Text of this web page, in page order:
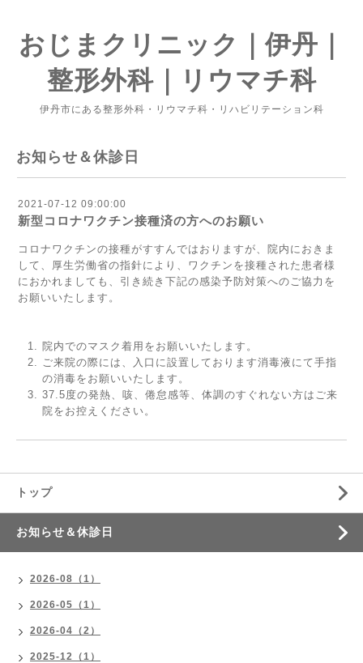
おじまクリニック｜伊丹｜
整形外科｜リウマチ科
伊丹市にある整形外科・リウマチ科・リハビリテーション科
お知らせ＆休診日
2021-07-12 09:00:00
新型コロナワクチン接種済の方へのお願い
コロナワクチンの接種がすすんではおりますが、院内におきま
して、厚生労働省の指針により、ワクチンを接種された患者様
におかれましても、引き続き下記の感染予防対策へのご協力を
お願いいたします。
院内でのマスク着用をお願いいたします。
ご来院の際には、入口に設置しております消毒液にて手指
の消毒をお願いいたします。
37.5度の発熱、咳、倦怠感等、体調のすぐれない方はご来
院をお控えください。
トップ
お知らせ＆休診日
2026-08（1）
2026-05（1）
2026-04（2）
2025-12（1）